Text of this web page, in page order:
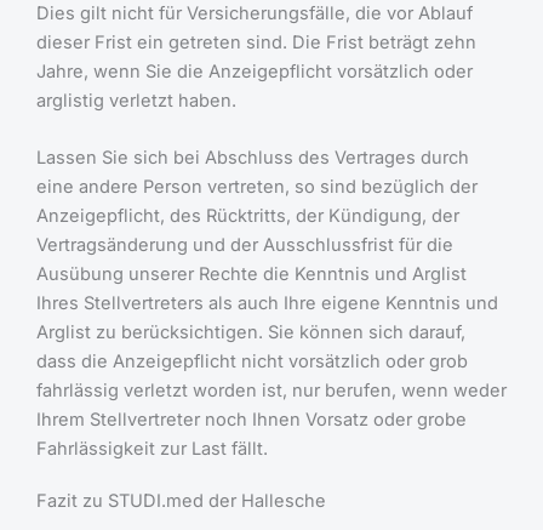
Dies gilt nicht für Versicherungsfälle, die vor Ablauf
dieser Frist ein getreten sind. Die Frist beträgt zehn
Jahre, wenn Sie die Anzeigepflicht vorsätzlich oder
arglistig verletzt haben.
Lassen Sie sich bei Abschluss des Vertrages durch
eine andere Person vertreten, so sind bezüglich der
Anzeigepflicht, des Rücktritts, der Kündigung, der
Vertragsänderung und der Ausschlussfrist für die
Ausübung unserer Rechte die Kenntnis und Arglist
Ihres Stellvertreters als auch Ihre eigene Kenntnis und
Arglist zu berücksichtigen. Sie können sich darauf,
dass die Anzeigepflicht nicht vorsätzlich oder grob
fahrlässig verletzt worden ist, nur berufen, wenn weder
Ihrem Stellvertreter noch Ihnen Vorsatz oder grobe
Fahrlässigkeit zur Last fällt.
Fazit zu STUDI.med der Hallesche